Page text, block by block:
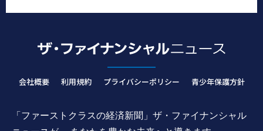
会社概要 利用規約 プライバシーポリシー 青少年保護方針
「ファーストクラスの経済新聞」ザ・ファイナンシャル